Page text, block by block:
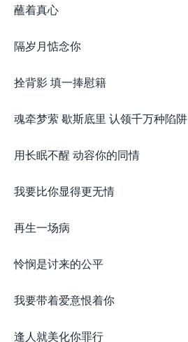
蘸着真心
隔岁月惦念你
拴背影 填一捧慰籍
魂牵梦萦 歇斯底里 认领千万种陷阱
用长眠不醒 动容你的同情
我要比你显得更无情
再生一场病
怜悯是讨来的公平
我要带着爱意恨着你
逢人就美化你罪行